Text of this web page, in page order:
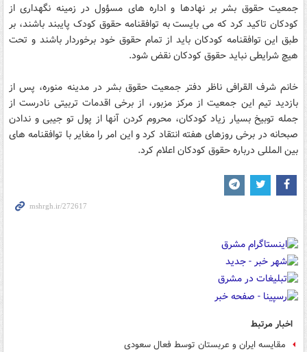
جمعیت حقوق بشر بر نهادها و اداره های مسؤول در زمینه نگهداری از
کودکان تاکید کرد که می بایست به توافقنامه حقوق کودک پایبند باشند، بر
طبق این توافقنامه کودکان باید از تمام حقوق خود برخوردار باشند و تحت
هیچ شرایطی نباید حقوق کودکان نقض شود.
خانم شرف القرافی ناظر دفتر جمعیت حقوق بشر در مدینه منوره، پس از
بازدید تیم این جمعیت از مرکز مزبور، از برخی اقدمات تربیتی نادرست از
جمله توبیخ بسیار زیاد کودکان، محروم کردن آنها از پول تو جیبی و ندادن
صبحانه در برخی روزهای هفته انتقاد کرد و این امر را مغایر با توافقنامه های
بین المللی درباره حقوق کودکان اعلام کرد.
اخبار مرتبط
مقایسه ایران و عربستان توسط فعال سعودی